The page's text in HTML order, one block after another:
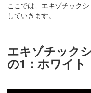
ここでは、エキゾチック
していきます。
エキゾチック
の1：ホワイト